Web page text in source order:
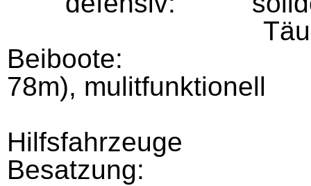
Beiboote:
78m), mulitfunktionell
Hilfsfahrzeuge
Besatzung: